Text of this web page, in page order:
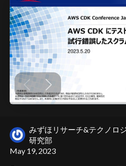
みずほリサーチ&テクノロ
研究部
May 19, 2023